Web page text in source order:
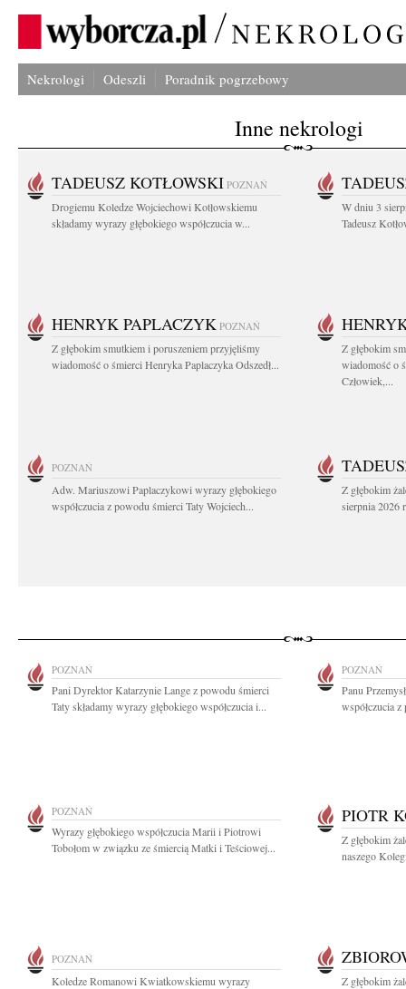
Nekrologi Odeszli Poradnik pogrzebowy
Inne nekrologi
TADEUSZ KOTŁOWSKI POZNAŃ
Drogiemu Koledze Wojciechowi Kotłowskiemu
składamy wyrazy głębokiego współczucia w...
W dniu 3
Tadeusz
HENRYK PAPLACZYK POZNAŃ
Z głębokim smutkiem i poruszeniem przyjęliśmy
wiadomość o śmierci Henryka Paplaczyka Odszedł...
Z głębokim
wiadomość o
Człowiek,...
POZNAŃ
Adw. Mariuszowi Paplaczykowi wyrazy głębokiego
współczucia z powodu śmierci Taty Wojciech...
Z głębokim
sierpnia 2026
POZNAŃ
Pani Dyrektor Katarzynie Lange z powodu śmierci
Taty składamy wyrazy głębokiego współczucia i...
POZNAŃ
Panu
współczucia
POZNAŃ
Wyrazy głębokiego współczucia Marii i Piotrowi
Tobołom w związku ze śmiercią Matki i Teściowej...
PIOTR
Z głębokim
naszego
POZNAŃ
Koledze Romanowi Kwiatkowskiemu wyrazy
Z głębokim